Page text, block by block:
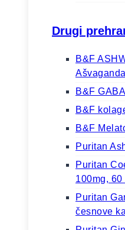
Drugi
B&F
B&F
B&F
B&F
Puritan
Puritan
100mg, 60
Puritan
česnove